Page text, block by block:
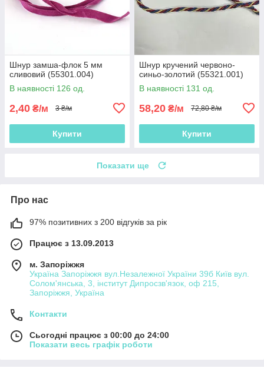
Шнур замша-флок 5 мм
сливовий (55301.004)
В наявності 126 од.
2,40 ₴/м 3 ₴/м
Купити
Шнур кручений червоно-
синьо-золотий (55321.001)
В наявності 131 од.
58,20 ₴/м 72,80 ₴/м
Купити
Показати ще
Про нас
97% позитивних з 200 відгуків за рік
Працює з 13.09.2013
м. Запоріжжя
Україна Запоріжжя вул.Незалежної України 39б Київ вул.
Солом'янська, 3, інститут Дипросзв'язок, оф 215,
Запоріжжя, Україна
Контакти
Сьогодні працює з 00:00 до 24:00
Показати весь графік роботи